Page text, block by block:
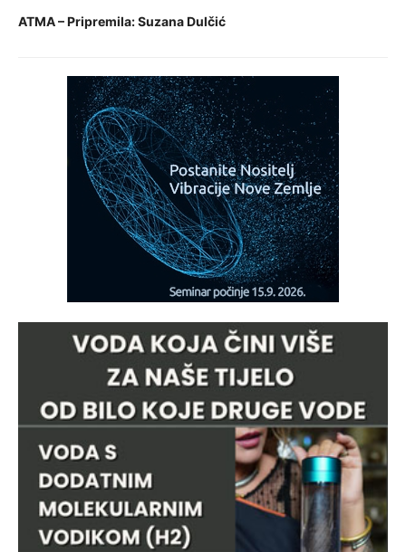
ATMA – Pripremila: Suzana Dulčić